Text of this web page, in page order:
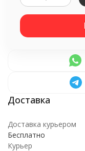
Доставка курьером
Бесплатно
Курьер